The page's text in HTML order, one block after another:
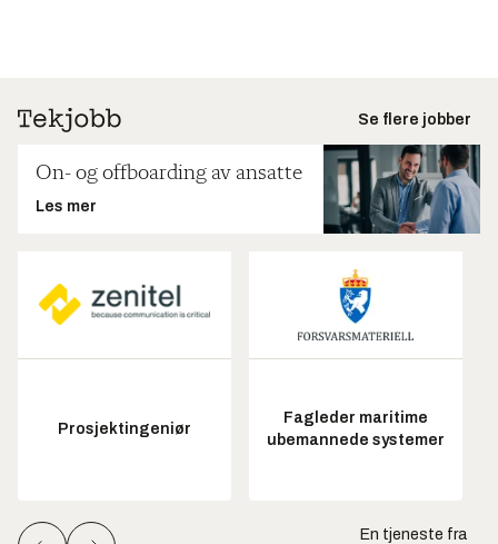
Se flere jobber
On- og offboarding av ansatte
Les mer
Prosjektingeniør
Fagleder maritime
ubemannede systemer
En tjeneste fra